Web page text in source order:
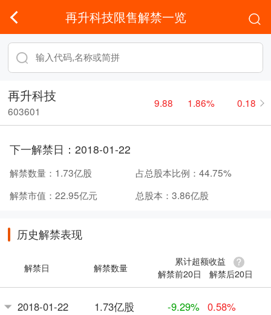
再升科技限售解禁一览
再升科技
603601
9.88 1.86% 0.18
下一解禁日： 2018-01-22
解禁数量： 1.73亿股 占总股本比例： 44.75%
解禁市值： 22.95亿元 总股本： 3.86亿股
历史解禁表现
解禁日 解禁数量
累计超额收益
解禁前20日
解禁后20日
2018-01-22 1.73亿股 -9.29% 0.58%